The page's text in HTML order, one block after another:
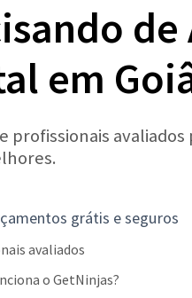
em
profissionais
grátis e seguros
avaliados
o GetNinjas?